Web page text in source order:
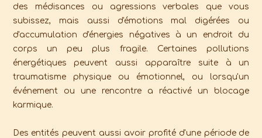
des médisances ou agressions verbales que vous
subissez, mais aussi d'émotions mal digérées ou
d'accumulation d'énergies négatives à un endroit du
corps un peu plus fragile. Certaines pollutions
énergétiques peuvent aussi apparaître suite à un
traumatisme physique ou émotionnel, ou lorsqu'un
événement ou une rencontre a réactivé un blocage
karmique.
Des entités peuvent aussi avoir profité d'une période de